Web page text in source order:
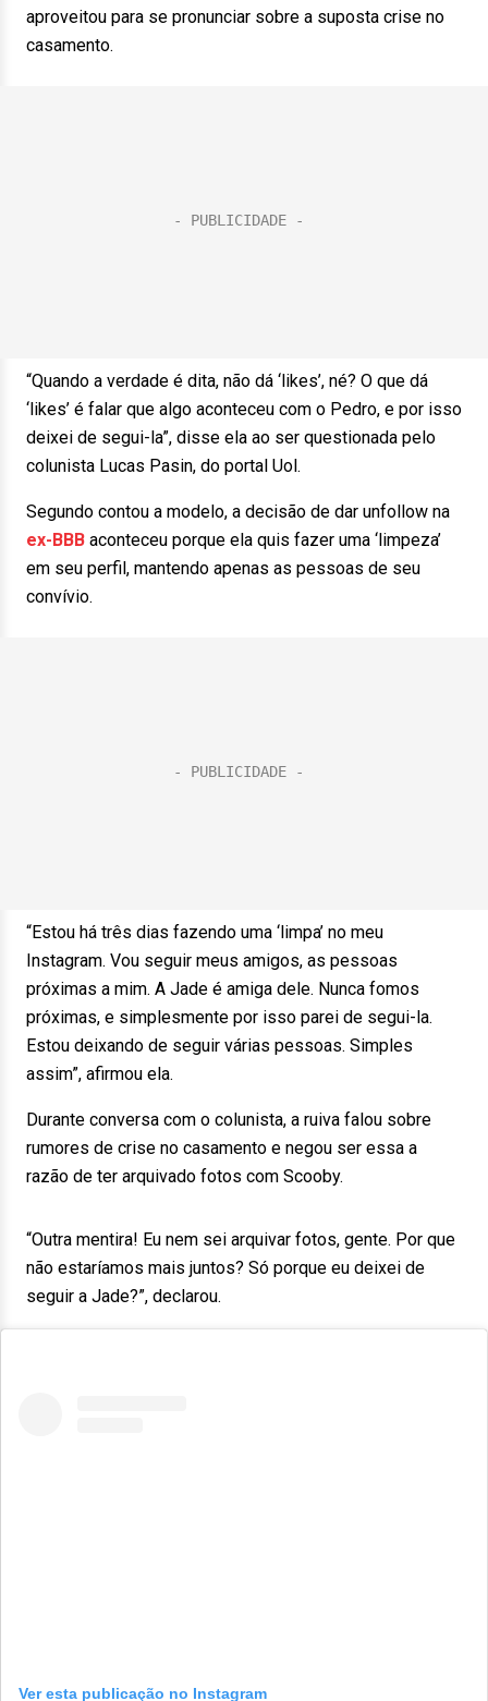
aproveitou para se pronunciar sobre a suposta crise no
casamento.
“Quando a verdade é dita, não dá ‘likes’, né? O que dá
‘likes’ é falar que algo aconteceu com o Pedro, e por isso
deixei de segui-la”, disse ela ao ser questionada pelo
colunista Lucas Pasin, do portal Uol.
Segundo contou a modelo, a decisão de dar unfollow na
ex-BBB aconteceu porque ela quis fazer uma ‘limpeza’
em seu perfil, mantendo apenas as pessoas de seu
convívio.
“Estou há três dias fazendo uma ‘limpa’ no meu
Instagram. Vou seguir meus amigos, as pessoas
próximas a mim. A Jade é amiga dele. Nunca fomos
próximas, e simplesmente por isso parei de segui-la.
Estou deixando de seguir várias pessoas. Simples
assim”, afirmou ela.
Durante conversa com o colunista, a ruiva falou sobre
rumores de crise no casamento e negou ser essa a
razão de ter arquivado fotos com Scooby.
“Outra mentira! Eu nem sei arquivar fotos, gente. Por que
não estaríamos mais juntos? Só porque eu deixei de
seguir a Jade?”, declarou.
Ver esta publicação no Instagram